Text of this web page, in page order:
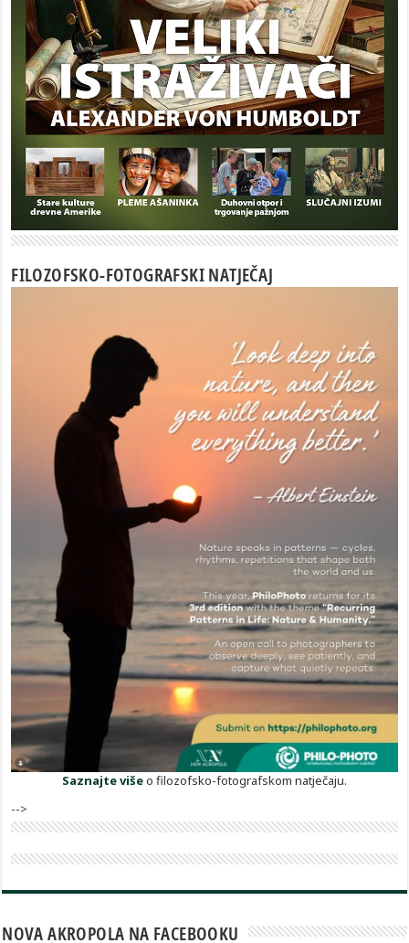
FILOZOFSKO-FOTOGRAFSKI NATJEČAJ
Saznajte višeo filozofsko-fotografskom natječaju.
-->
NOVA AKROPOLA NA FACEBOOKU